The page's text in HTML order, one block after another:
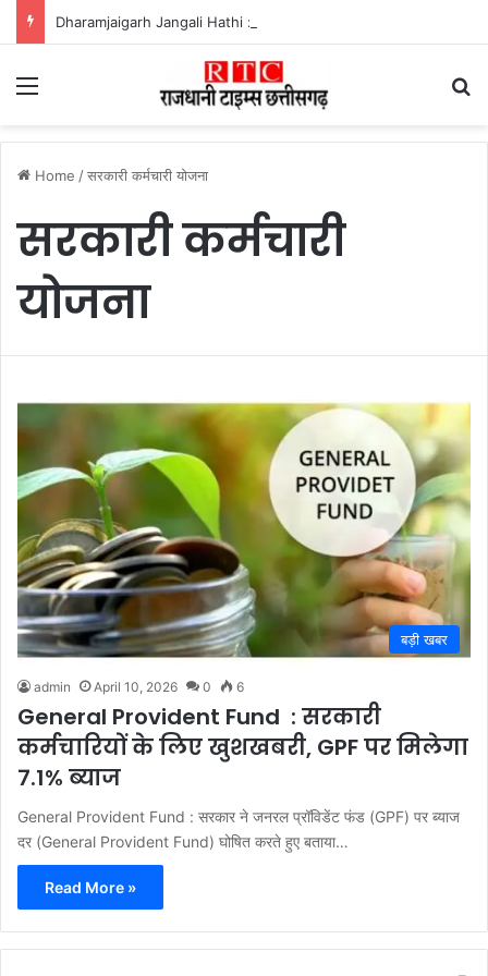
Menu
Home /सरकारी कर्मचारी योजना
सरकारी कर्मचारी
योजना
बड़ी खबर
admin April 10, 2026 0 6
General Provident Fund : सरकारी
कर्मचारियों के लिए खुशखबरी, GPF पर मिलेगा
7.1% ब्याज
General Provident Fund : सरकार ने जनरल प्रॉविडेंट फंड (GPF) पर ब्याज
दर (General Provident Fund) घोषित करते हुए बताया…
Read More »